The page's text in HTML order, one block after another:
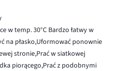
w temp. 30°C Bardzo łatwy w
na płasko,Uformować ponownie
stronie,Prać w siatkowej
piorącego,Prać z podobnymi